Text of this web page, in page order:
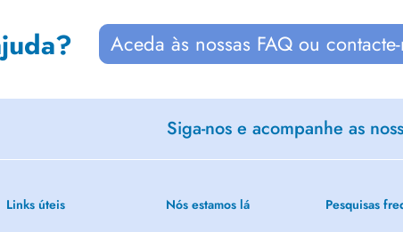
Aceda às nossas FAQ ou
Siga-nos e acompanhe as
Links úteis Nós estamos lá Pesquisas